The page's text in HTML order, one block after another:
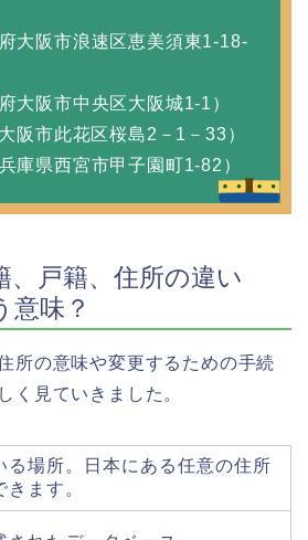
大阪市浪速区恵美須東1-18-
大阪市中央区大阪城1-1）
阪市此花区桜島2－1－33）
庫県西宮市甲子園町1-82）
、戸籍、住所の違い
意味？
所の意味や変更するための手続
く見ていきました。
る場所。日本にある任意の住所
ます。